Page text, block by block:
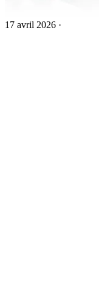
17 avril 2026 ·